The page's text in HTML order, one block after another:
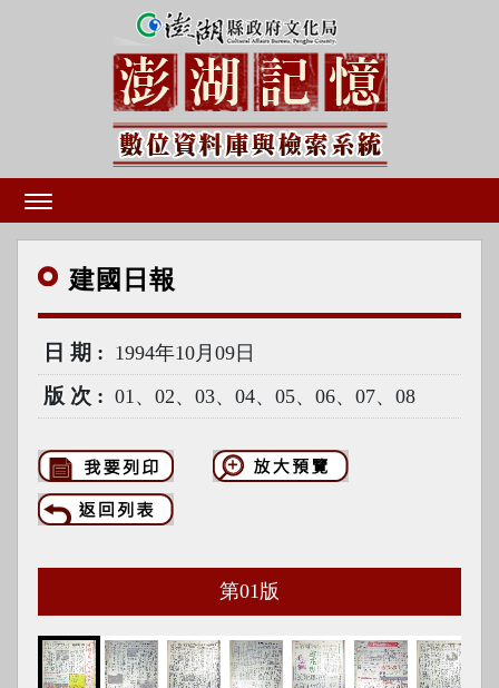
建國 日報
日期 1994年10月09日
版次 01、02、03、04、05、06、07、08
第01 版